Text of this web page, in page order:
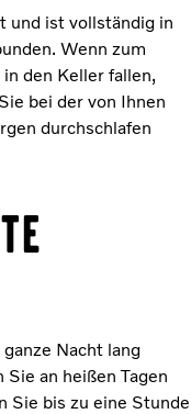
und ist vollständig in
Wenn zum
den Keller fallen,
bei der von Ihnen
durchschlafen
Nacht lang
an heißen Tagen
Sie bis zu eine Stunde